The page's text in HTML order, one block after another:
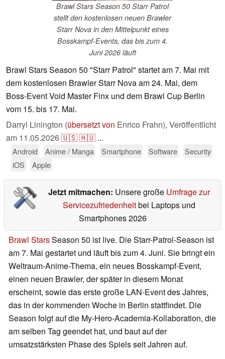
Brawl Stars Season 50 Starr Patrol
stellt den kostenlosen neuen Brawler
Starr Nova in den Mittelpunkt eines
Bosskampf-Events, das bis zum 4.
Juni 2026 läuft
Brawl Stars Season 50 "Starr Patrol" startet am 7. Mai mit
dem kostenlosen Brawler Starr Nova am 24. Mai, dem
Boss-Event Void Master Finx und dem Brawl Cup Berlin
vom 15. bis 17. Mai.
Darryl Linington (übersetzt von Enrico Frahn), Veröffentlicht
am 11.05.2026🇺🇸🇭🇺 ...
Android Anime / Manga Smartphone Software
Security
iOS
Apple
Jetzt mitmachen: Unsere große Umfrage zur
Servicezufriedenheitbei Laptops und
Smartphones 2026
Brawl StarsSeason 50 ist live. Die Starr-Patrol-Season ist
am 7. Mai gestartet und läuft bis zum 4. Juni. Sie bringt ein
Weltraum-Anime-Thema, ein neues Bosskampf-Event,
einen neuen Brawler, der später in diesem Monat
erscheint, sowie das erste große LAN-Event des Jahres,
das in der kommenden Woche in Berlin stattfindet. Die
Season folgt auf die My-Hero-Academia-Kollaboration, die
am selben Tag geendet hat, und baut auf der
umsatzstärksten Phase des Spiels seit Jahren auf.